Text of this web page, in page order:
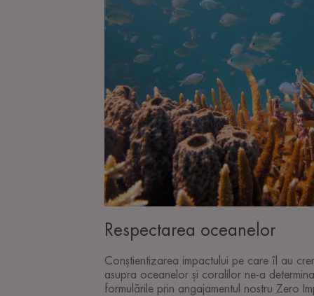
Respectarea oceanelor
Conștientizarea impactului pe care îl au
asupra oceanelor și coralilor ne-a
formulările prin angajamentul nostru Zero